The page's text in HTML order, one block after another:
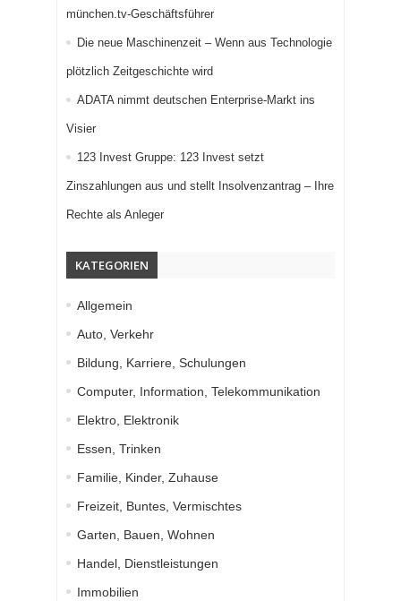
münchen.tv-Geschäftsführer
Die neue Maschinenzeit – Wenn aus Technologie
plötzlich Zeitgeschichte wird
ADATA nimmt deutschen Enterprise-Markt ins
Visier
123 Invest Gruppe: 123 Invest setzt
Zinszahlungen aus und stellt Insolvenzantrag – Ihre
Rechte als Anleger
KATEGORIEN
Allgemein
Auto, Verkehr
Bildung, Karriere, Schulungen
Computer, Information, Telekommunikation
Elektro, Elektronik
Essen, Trinken
Familie, Kinder, Zuhause
Freizeit, Buntes, Vermischtes
Garten, Bauen, Wohnen
Handel, Dienstleistungen
Immobilien